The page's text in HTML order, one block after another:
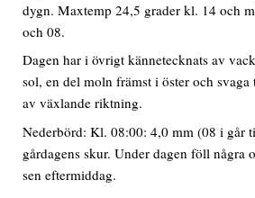
dygn. Maxtemp 24,5 grader kl. 14 och
och 08.
Dagen har i övrigt kännetecknats av
sol, en del moln främst i öster och
av växlande riktning.
Nederbörd: Kl. 08:00: 4,0 mm (08 i går
gårdagens skur. Under dagen föll några
sen eftermiddag.